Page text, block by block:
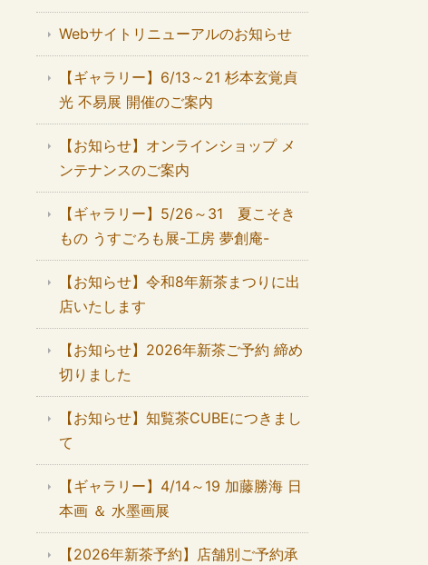
Webサイトリニューアルのお知らせ
【ギャラリー】6/13～21 杉本玄覚貞
光 不易展 開催のご案内
【お知らせ】オンラインショップ メ
ンテナンスのご案内
【ギャラリー】5/26～31 夏こそき
もの うすごろも展-工房 夢創庵-
【お知らせ】令和8年新茶まつりに出
店いたします
【お知らせ】2026年新茶ご予約 締め
切りました
【お知らせ】知覧茶CUBEにつきまし
て
【ギャラリー】4/14～19 加藤勝海 日
本画 ＆ 水墨画展
【2026年新茶予約】店舗別ご予約承